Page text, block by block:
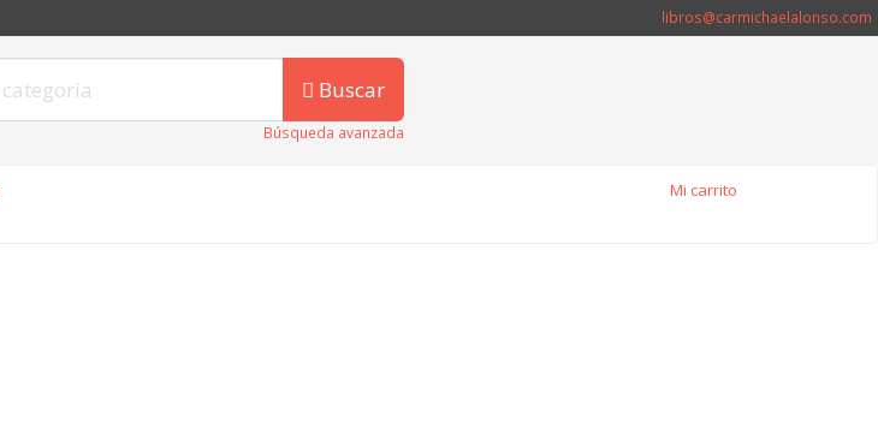
libros@carmichaelalonso.com
Buscar
Búsqueda avanzada
Mi carrito